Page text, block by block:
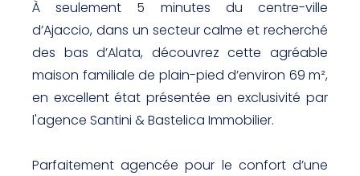
À seulement 5 minutes du centre-ville
d’Ajaccio, dans un secteur calme et recherché
des bas d’Alata, découvrez cette agréable
maison familiale de plain-pied d’environ 69 m²,
en excellent état présentée en exclusivité par
l'agence Santini & Bastelica Immobilier.
Parfaitement agencée pour le confort d’une